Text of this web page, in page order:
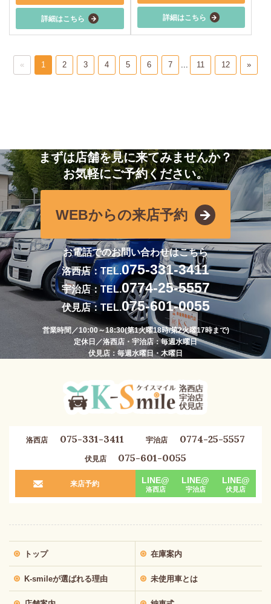
詳細はこちら 詳細はこちら
« 1 2 3 4 5 6 7 ... 11 12 »
まずは店舗を見に来てみませんか？
お気軽にご予約ください。
WEBからの来店予約
お電話でのお問い合わせはこちら
洛西店：TEL.075-331-3411
宇治店：TEL.0774-25-5557
伏見店：TEL.075-601-0055
営業時間／10:00～18:30(第1火曜18時/第2火曜17時まで)
定休日／洛西店・宇治店：毎週水曜日
伏見店：毎週水曜日・木曜日
洛西店 075-331-3411 宇治店 0774-25-5557
伏見店 075-601-0055
来店予約 LINE@
洛西店
LINE@
宇治店
LINE@
伏見店
トップ 在庫案内
K-smileが選ばれる理由 未使用車とは